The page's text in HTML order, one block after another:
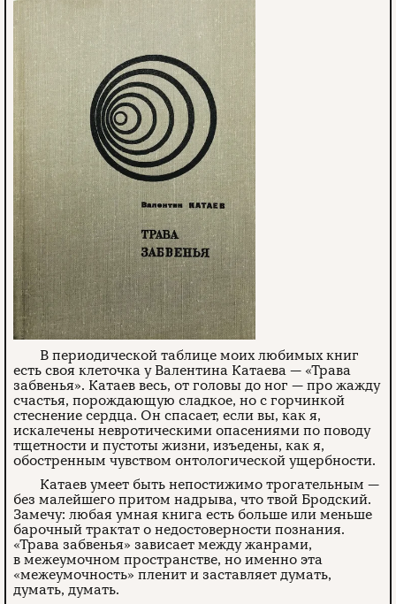
В периодической таблице моих любимых книг
есть своя клеточка у Валентина Катаева — «Трава
забвенья». Катаев весь, от головы до ног — про жажду
счастья, порождающую сладкое, но с горчинкой
стеснение сердца. Он спасает, если вы, как я,
искалечены невротическими опасениями по поводу
тщетности и пустоты жизни, изъедены, как я,
обостренным чувством онтологической ущербности.
Катаев умеет быть непостижимо трогательным —
без малейшего притом надрыва, что твой Бродский.
Замечу: любая умная книга есть больше или меньше
барочный трактат о недостоверности познания.
«Трава забвенья» зависает между жанрами,
в межеумочном пространстве, но именно эта
«межеумочность» пленит и заставляет думать,
думать, думать.